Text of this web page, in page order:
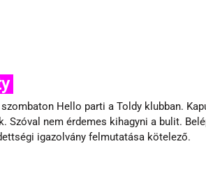
Hello parti a Toldy klubban.
Szóval nem érdemes kihagyni a bulit.
igazolvány felmutatása kötelező.